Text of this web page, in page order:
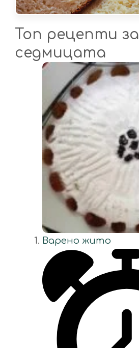
Топ рецепти за
седмицата
Варено жито